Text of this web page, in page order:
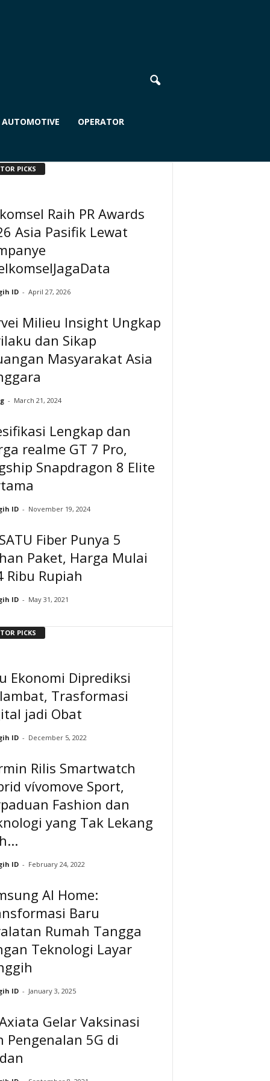
AUTOMOTIVE OPERATOR
PICKS
Raih PR Awards
Asia Pasifik Lewat
ID - April 27, 2026
Milieu Insight Ungkap
dan Sikap
Masyarakat Asia
- March 21, 2024
Lengkap dan
realme GT 7 Pro,
Snapdragon 8 Elite
ID - November 19, 2024
Fiber Punya 5
Paket, Harga Mulai
Ribu Rupiah
ID - May 31, 2021
PICKS
Ekonomi Diprediksi
Trasformasi
jadi Obat
ID - December 5, 2022
Rilis Smartwatch
vívomove Sport,
Fashion dan
yang Tak Lekang
ID - February 24, 2022
AI Home:
Baru
Rumah Tangga
Teknologi Layar
ID - January 3, 2025
Gelar Vaksinasi
Pengenalan 5G di